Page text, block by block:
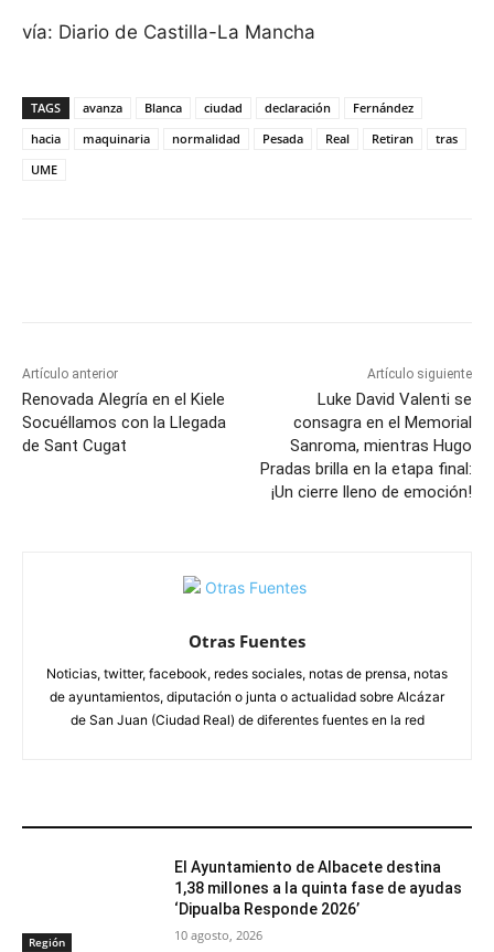
vía: Diario de Castilla-La Mancha
TAGS avanza Blanca ciudad declaración
Fernández
hacia
maquinaria normalidad Pesada Real Retiran
tras
UME
Artículo anterior
Renovada Alegría en el Kiele
Socuéllamos con la Llegada
de Sant Cugat
Artículo siguiente
Luke David Valenti se
consagra en el Memorial
Sanroma, mientras Hugo
Pradas brilla en la etapa final:
¡Un cierre lleno de emoción!
Otras Fuentes
Noticias, twitter, facebook, redes sociales, notas de prensa, notas
de ayuntamientos, diputación o junta o actualidad sobre Alcázar
de San Juan (Ciudad Real) de diferentes fuentes en la red
Región
El Ayuntamiento de Albacete destina
1,38 millones a la quinta fase de ayudas
‘Dipualba Responde 2026’
10 agosto, 2026